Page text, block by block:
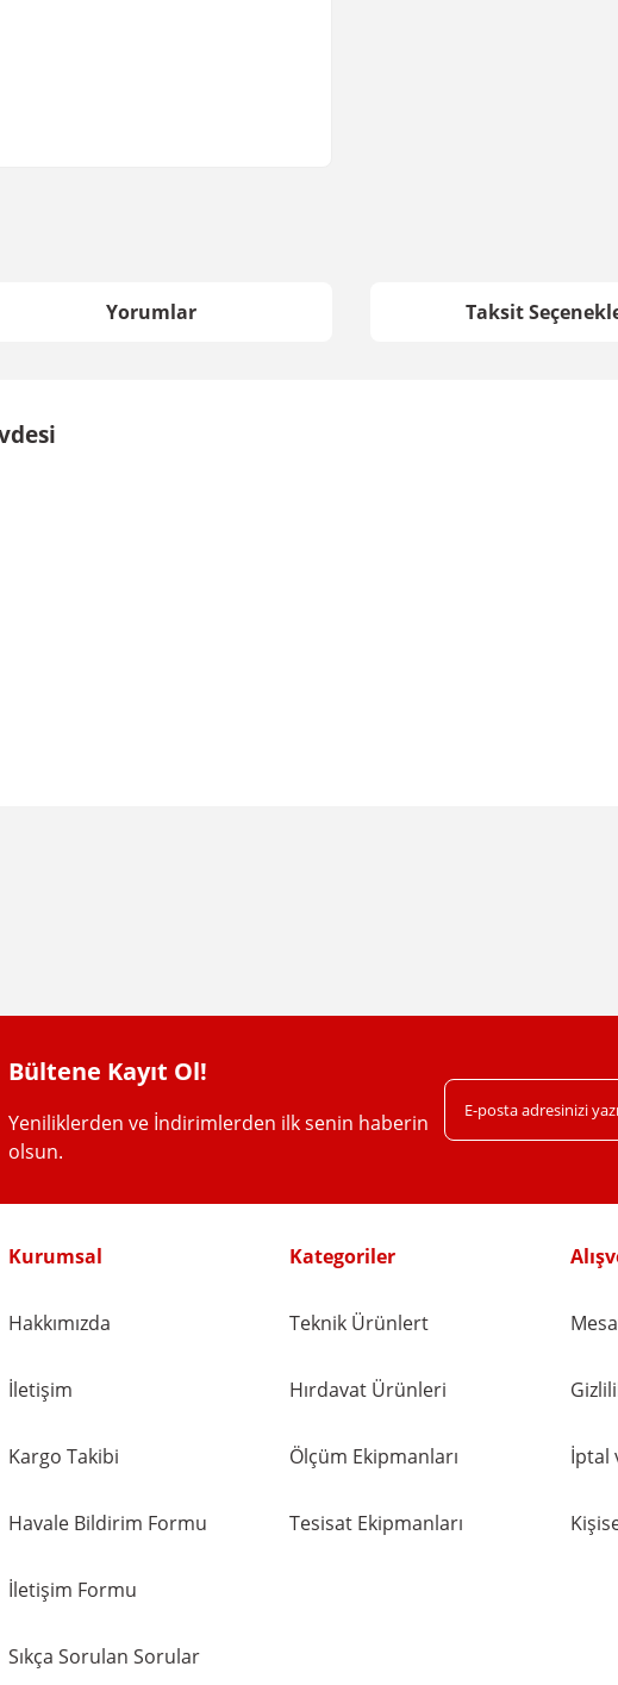
Yorumlar Taksit
Bültene Kayıt Ol!
Yeniliklerden ve İndirimlerden ilk senin haberin
olsun.
Kurumsal
Hakkımızda
İletişim
Kargo Takibi
Havale Bildirim Formu
İletişim Formu
Sıkça Sorulan Sorular
Kategoriler
Teknik Ürünlert
Hırdavat Ürünleri
Ölçüm Ekipmanları
Tesisat Ekipmanları
İptal